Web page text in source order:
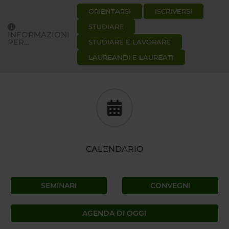
INFORMAZIONI
PER...
ORIENTARSI
ISCRIVERSI
STUDIARE
STUDIARE E LAVORARE
LAUREANDI E LAUREATI
CALENDARIO
SEMINARI CONVEGNI
AGENDA DI OGGI